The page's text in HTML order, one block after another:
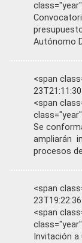
Autónomo
<span
<span
Se
ampliarán
procesos
<span
<span
Invitación a